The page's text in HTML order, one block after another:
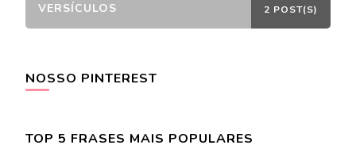
VERSÍCULOS 2 POST(S)
NOSSO PINTEREST
TOP 5 FRASES MAIS POPULARES